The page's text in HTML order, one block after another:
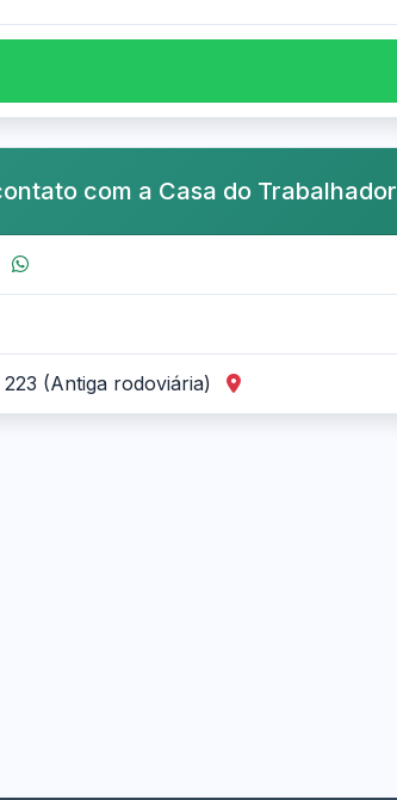
com a Casa do Trabalhador
(Antiga rodoviária)